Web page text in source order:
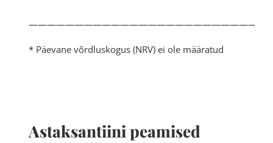
* Päevane võrdluskogus (NRV) ei ole määratud
Astaksantiini peamised